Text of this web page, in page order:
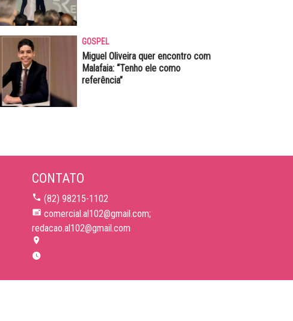
GOSPEL
Miguel Oliveira quer encontro com
Malafaia: “Tenho ele como
referência”
CONTATO
(82) 98215-1102
comercial.al102@gmail.com;
redacao.al102@gmail.com